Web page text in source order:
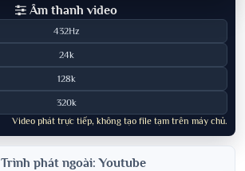
Âm thanh video
432Hz
24k
128k
320k
Video phát trực tiếp, không tạo file tạm trên máy chủ.
Trình phát ngoài: Youtube